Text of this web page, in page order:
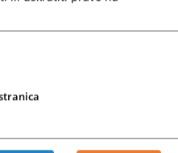
je cilj osigurati dugoročno
rada Suda i građanima
uslugama.
Vlada HNK će donijeti odluku o
kapitalni projekat za Općinski